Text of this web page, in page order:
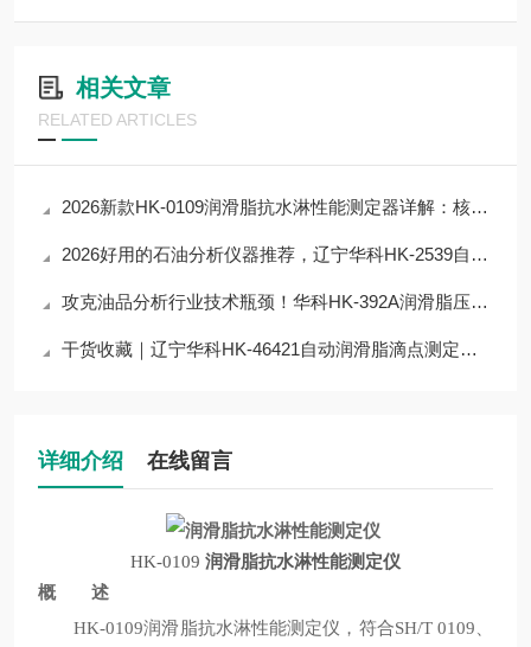
相关文章
RELATED ARTICLES
2026新款HK-0109润滑脂抗水淋性能测定器详解：核心参数+性能优势，一文读懂
2026好用的石油分析仪器推荐，辽宁华科HK-2539自动石油蜡熔点测定器
攻克油品分析行业技术瓶颈！华科HK-392A润滑脂压力分油测定器技术优化方案
干货收藏｜辽宁华科HK-46421自动润滑脂滴点测定器核心技术原理拆解
详细介绍 在线留言
HK-0109 润滑脂抗水淋性能测定仪
概 述
HK-0109润滑脂抗水淋性能测定仪 ，符合SH/T 0109、